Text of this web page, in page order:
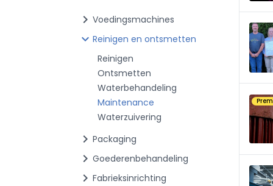
chevron_right Voedingsmachines
chevron_right Reinigen en ontsmetten
Reinigen
Ontsmetten
Waterbehandeling
Maintenance
Waterzuivering
chevron_right Packaging
chevron_right Goederenbehandeling
chevron_right Fabrieksinrichting